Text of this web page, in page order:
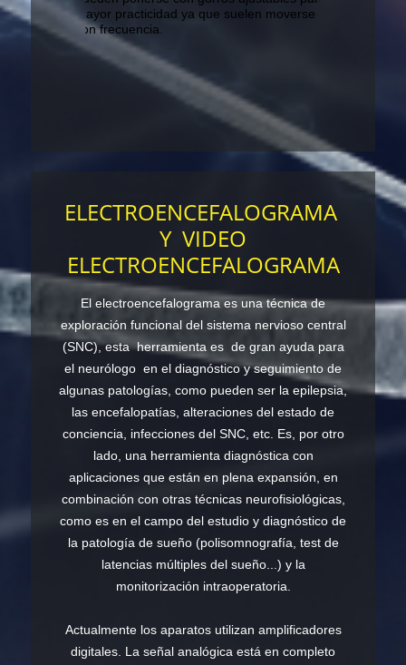
ELECTROENCEFALOGRAMA
Y VIDEO
ELECTROENCEFALOGRAMA
El electroencefalograma es una técnica de
exploración funcional del sistema nervioso central
(SNC), esta herramienta es de gran ayuda para
el neurólogo en el diagnóstico y seguimiento de
algunas patologías, como pueden ser la epilepsia,
las encefalopatías, alteraciones del estado de
conciencia, infecciones del SNC, etc. Es, por otro
lado, una herramienta diagnóstica con
aplicaciones que están en plena expansión, en
combinación con otras técnicas neurofisiológicas,
como es en el campo del estudio y diagnóstico de
la patología de sueño (polisomnografía, test de
latencias múltiples del sueño...) y la
monitorización intraoperatoria.
Actualmente los aparatos utilizan amplificadores
digitales. La señal analógica está en completo